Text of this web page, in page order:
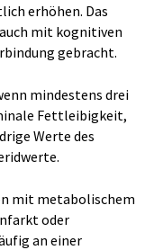
erhöhen. Das
mit kognitiven
gebracht.
mindestens drei
Fettleibigkeit,
Werte des
mit metabolischem
oder
an einer